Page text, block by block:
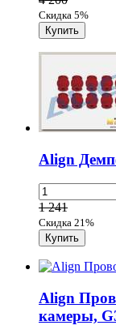
Скидка 5%
Align
1 241
Скидка 21%
Align
камеры,